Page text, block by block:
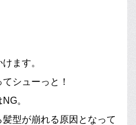
けます。
シューっと！
。
型が崩れる原因となって